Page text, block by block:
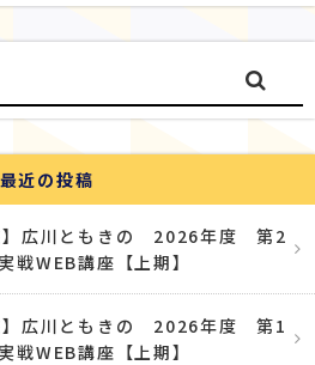
最近の投稿
】広川ともきの 2026年度 第2
WEB講座【上期】
】広川ともきの 2026年度 第1
WEB講座【上期】